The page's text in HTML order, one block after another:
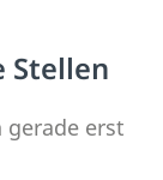
Stellen
gerade erst